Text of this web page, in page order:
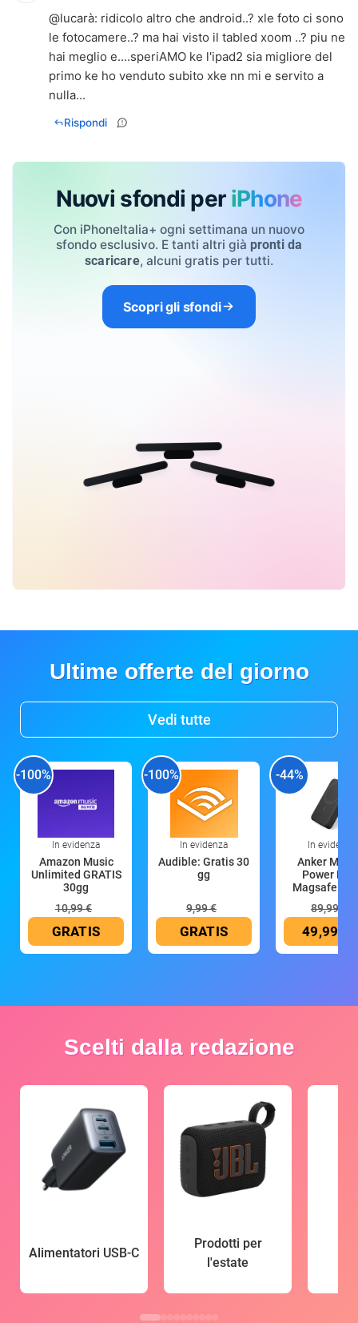
@lucarà: ridicolo altro che android..? xle foto ci sono
le fotocamere..? ma hai visto il tabled xoom ..? piu ne
hai meglio e....speriAMO ke l'ipad2 sia migliore del
primo ke ho venduto subito xke nn mi e servito a
nulla...
Rispondi
Nuovi sfondi per iPhone
Con iPhoneItalia+ ogni settimana un nuovo
sfondo esclusivo. E tanti altri già pronti da
scaricare, alcuni gratis per tutti.
Scopri gli sfondi
Ultime offerte del giorno
Vedi tutte
-100%
In evidenza
Amazon Music
Unlimited GRATIS
30gg
10,99 €
GRATIS
-100%
In evidenza
Audible: Gratis 30
gg
9,99 €
GRATIS
-44%
In evidenza
Anker
Power
Magsafe
89,99 €
49,99 €
Scelti dalla redazione
Alimentatori USB-C
Prodotti per
l'estate